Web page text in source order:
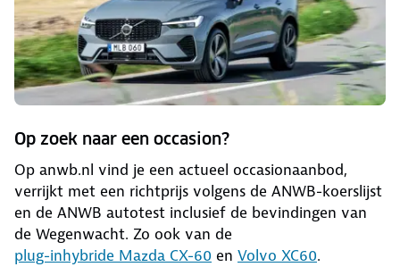
Op zoek naar een occasion?
Op anwb.nl vind je een actueel occasionaanbod,
verrijkt met een richtprijs volgens de ANWB-koerslijst
en de ANWB autotest inclusief de bevindingen van
de Wegenwacht. Zo ook van de
plug-inhybride Mazda CX-60 en Volvo XC60.